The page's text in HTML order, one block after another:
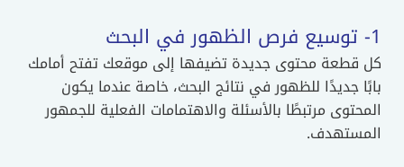
1- توسيع فرص الظهور في البحث
كل قطعة محتوى جديدة تضيفها إلى موقعك تفتح أمامك
بابًا جديدًا للظهور في نتائج البحث، خاصة عندما يكون
المحتوى مرتبطًا بالأسئلة والاهتمامات الفعلية للجمهور
المستهدف.